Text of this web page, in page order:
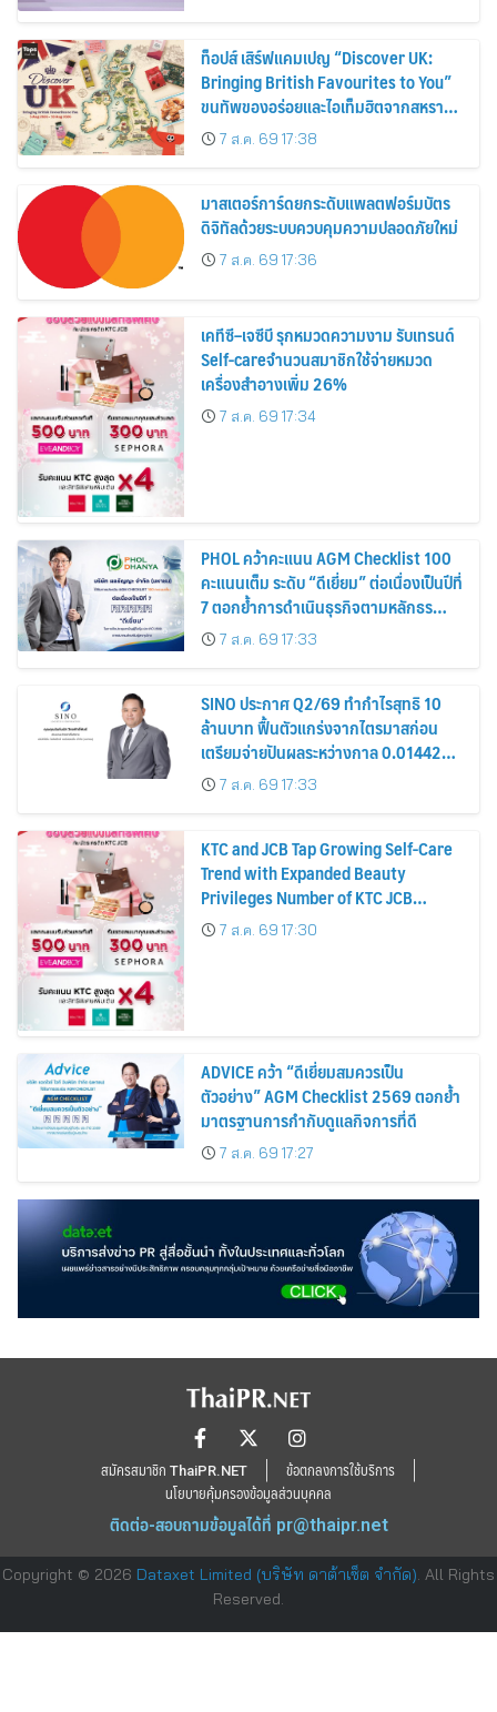
ท็อปส์ เสิร์ฟแคมเปญ “Discover UK:
Bringing British Favourites to You”
ขนทัพของอร่อยและไอเท็มฮิตจากสหราช
อาณาจักร ส่งตรงถึงมือตั้งแต่วันนี้ – 18
สิงหาคมนี้
7 ส.ค. 69 17:38
มาสเตอร์การ์ดยกระดับแพลตฟอร์มบัตร
ดิจิทัลด้วยระบบควบคุมความปลอดภัยใหม่
7 ส.ค. 69 17:36
เคทีซี–เจซีบี รุกหมวดความงาม รับเทรนด์
Self-careจำนวนสมาชิกใช้จ่ายหมวด
เครื่องสำอางเพิ่ม 26%
7 ส.ค. 69 17:34
PHOL คว้าคะแนน AGM Checklist 100
คะแนนเต็ม ระดับ “ดีเยี่ยม” ต่อเนื่องเป็นปีที่
7 ตอกย้ำการดำเนินธุรกิจตามหลักธร
รมาภิบาล โปร่งใส สร้างความเชื่อมั่นผู้ถือ
หุ้น
7 ส.ค. 69 17:33
SINO ประกาศ Q2/69 ทำกำไรสุทธิ 10
ล้านบาท ฟื้นตัวแกร่งจากไตรมาสก่อน
เตรียมจ่ายปันผลระหว่างกาล 0.014423
บาทต่อหุ้น ครึ่งปีหลังมุ่งเติบโตต่อเนื่อง
7 ส.ค. 69 17:33
KTC and JCB Tap Growing Self-Care
Trend with Expanded Beauty
Privileges Number of KTC JCB
Cardmembers Spending on
Cosmetics Rises 26%
7 ส.ค. 69 17:30
ADVICE คว้า “ดีเยี่ยมสมควรเป็น
ตัวอย่าง” AGM Checklist 2569 ตอกย้ำ
มาตรฐานการกำกับดูแลกิจการที่ดี
7 ส.ค. 69 17:27
สมัครสมาชิก ThaiPR.NET
ข้อตกลงการใช้บริการ
นโยบายคุ้มครองข้อมูลส่วนบุคคล
ติดต่อ-สอบถามข้อมูลได้ที่ pr@thaipr.net
Copyright © 2026 Dataxet Limited (บริษัท ดาต้าเซ็ต จำกัด). All Rights
Reserved.